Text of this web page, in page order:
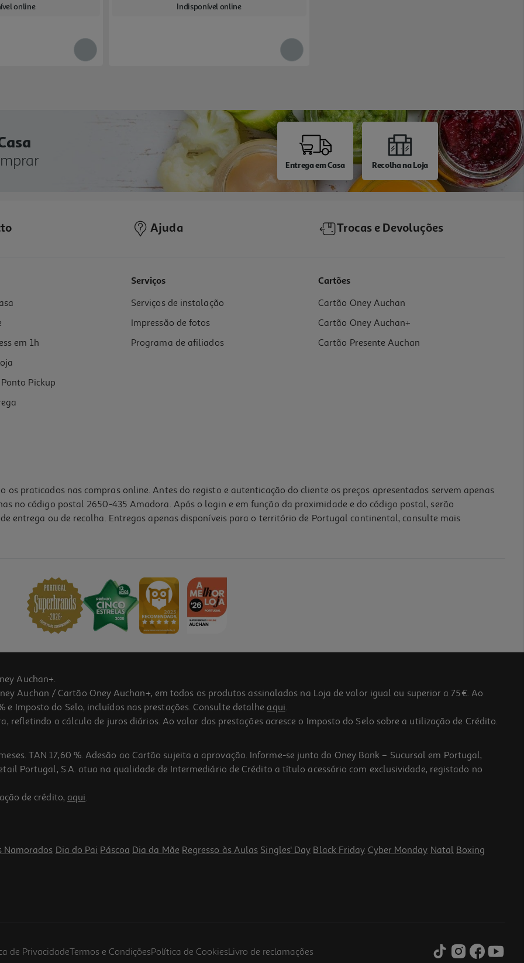
online Indisponível online
Entrega em Casa Recolha na Loja
Ajuda Trocas e Devoluções
em 1h
Pickup
Serviços
Serviços de instalação
Impressão de fotos
Programa de afiliados
Cartões
Cartão Oney Auchan
Cartão Oney Auchan+
Cartão Presente Auchan
os praticados nas compras online. Antes do registo e autenticação do cliente os preços apresentados servem apenas
no código postal 2650-435 Amadora. Após o login e em função da proximidade e do código postal, serão
entrega ou de recolha. Entregas apenas disponíveis para o território de Portugal continental, consulte mais
Auchan+.
Auchan / Cartão Oney Auchan+, em todos os produtos assinalados na Loja de valor igual ou superior a 75€. Ao
Imposto do Selo, incluídos nas prestações. Consulte detalhe aqui.
refletindo o cálculo de juros diários. Ao valor das prestações acresce o Imposto do Selo sobre a utilização de Crédito.
TAN 17,60 %. Adesão ao Cartão sujeita a aprovação. Informe-se junto do Oney Bank – Sucursal em Portugal,
Portugal, S.A. atua na qualidade de Intermediário de Crédito a título acessório com exclusividade, registado no
de crédito, aqui.
Namorados Dia do Pai Páscoa Dia da Mãe Regresso às Aulas Singles' Day Black Friday Cyber Monday Natal Boxing
de PrivacidadeTermos e CondiçõesPolítica de CookiesLivro de reclamações